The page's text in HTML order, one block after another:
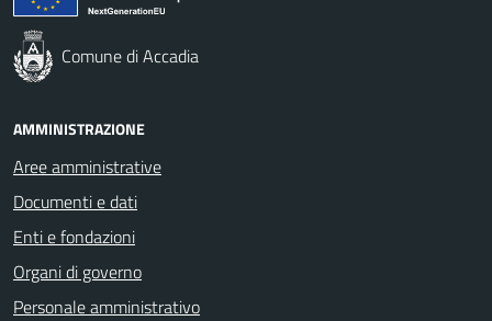
Comune di Accadia
AMMINISTRAZIONE
Aree amministrative
Documenti e dati
Enti e fondazioni
Organi di governo
Personale amministrativo